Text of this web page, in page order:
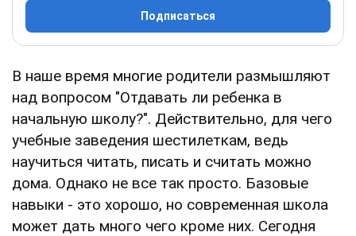
Подписаться
В наше время многие родители размышляют
над вопросом "Отдавать ли ребенка в
начальную школу?". Действительно, для чего
учебные заведения шестилеткам, ведь
научиться читать, писать и считать можно
дома. Однако не все так просто. Базовые
навыки - это хорошо, но современная школа
может дать много чего кроме них. Сегодня